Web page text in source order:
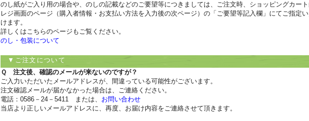
のし紙がご入り用の場合や、のしの記載などのご要望等につきましては、ご注文時、ショッピングカー
レジ画面のページ（購入者情報・お支払い方法を入力後の次ページ）の「ご要望等記入欄」にてご指定
けます。
詳しくはこちらのページもご覧ください。
のし・包装について
▼ご注文について
Ｑ 注文後、確認のメールが来ないのですが？
ご入力いただいたメールアドレスが、間違っている可能性がございます。
注文確認メールが届かなかった場合は、ご連絡ください。
電話：0586－24－5411 または、 お問い合わせ
当店より正しいメールアドレスに、再度、お届け内容をご連絡させて頂きます。